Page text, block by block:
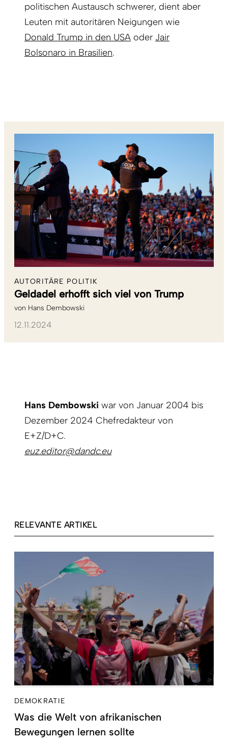
politischen Austausch schwerer, dient aber
Leuten mit autoritären Neigungen wie
Donald Trump in den USA oder Jair
Bolsonaro in Brasilien.
AUTORITÄRE POLITIK
Geldadel erhofft sich viel von Trump
von Hans Dembowski
12.11.2024
Hans Dembowski war von Januar 2004 bis
Dezember 2024 Chefredakteur von
E+Z/D+C.
euz.editor@dandc.eu
RELEVANTE ARTIKEL
DEMOKRATIE
Was die Welt von afrikanischen
Bewegungen lernen sollte